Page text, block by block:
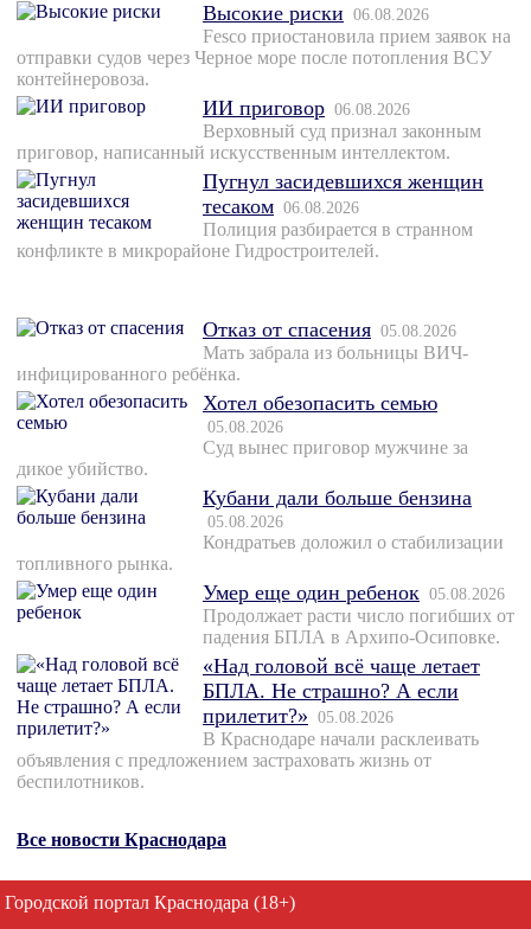
Высокие риски 06.08.2026
Fesco приостановила прием заявок на
отправки судов через Черное море после потопления ВСУ
контейнеровоза.
ИИ приговор 06.08.2026
Верховный суд признал законным
приговор, написанный искусственным интеллектом.
Пугнул засидевшихся женщин
тесаком 06.08.2026
Полиция разбирается в странном
конфликте в микрорайоне Гидростроителей.
Отказ от спасения 05.08.2026
Мать забрала из больницы ВИЧ-
инфицированного ребёнка.
Хотел обезопасить семью
05.08.2026
Суд вынес приговор мужчине за
дикое убийство.
Кубани дали больше бензина
05.08.2026
Кондратьев доложил о стабилизации
топливного рынка.
Умер еще один ребенок 05.08.2026
Продолжает расти число погибших от
падения БПЛА в Архипо-Осиповке.
«Над головой всё чаще летает
БПЛА. Не страшно? А если
прилетит?» 05.08.2026
В Краснодаре начали расклеивать
объявления с предложением застраховать жизнь от
беспилотников.
Все новости Краснодара
Городской портал Краснодара (18+)